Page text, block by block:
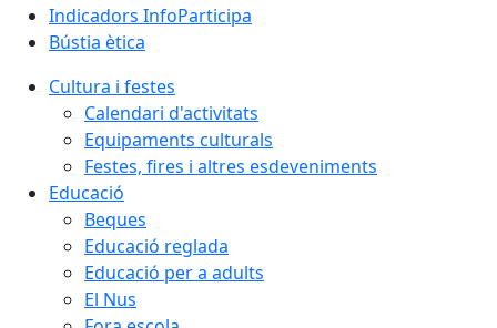
Indicadors InfoParticipa
Bústia ètica
Cultura i festes
Calendari d'activitats
Equipaments culturals
Festes, fires i altres esdeveniments
Educació
Beques
Educació reglada
Educació per a adults
El Nus